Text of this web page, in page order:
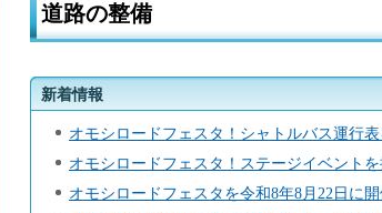
道路の整備
新着情報
オモシロードフェスタ！シャトルバス運行表
オモシロードフェスタ！ステージイベントを
オモシロードフェスタを令和8年8月22日に開